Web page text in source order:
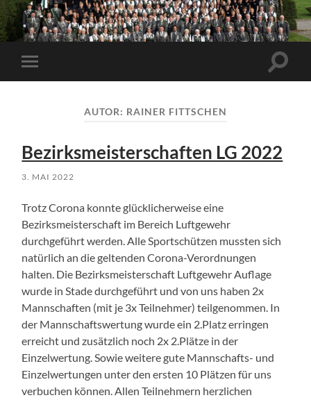
Mobile-
Menü
AUTOR: RAINER FITTSCHEN
Bezirksmeisterschaften LG 2022
3. MAI 2022
Trotz Corona konnte glücklicherweise eine
Bezirksmeisterschaft im Bereich Luftgewehr
durchgeführt werden. Alle Sportschützen mussten sich
natürlich an die geltenden Corona-Verordnungen
halten. Die Bezirksmeisterschaft Luftgewehr Auflage
wurde in Stade durchgeführt und von uns haben 2x
Mannschaften (mit je 3x Teilnehmer) teilgenommen. In
der Mannschaftswertung wurde ein 2.Platz erringen
erreicht und zusätzlich noch 2x 2.Plätze in der
Einzelwertung. Sowie weitere gute Mannschafts- und
Einzelwertungen unter den ersten 10 Plätzen für uns
verbuchen können. Allen Teilnehmern herzlichen